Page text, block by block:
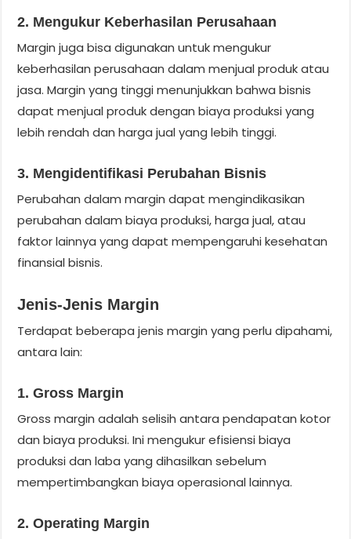
2. Mengukur Keberhasilan Perusahaan
Margin juga bisa digunakan untuk mengukur
keberhasilan perusahaan dalam menjual produk atau
jasa. Margin yang tinggi menunjukkan bahwa bisnis
dapat menjual produk dengan biaya produksi yang
lebih rendah dan harga jual yang lebih tinggi.
3. Mengidentifikasi Perubahan Bisnis
Perubahan dalam margin dapat mengindikasikan
perubahan dalam biaya produksi, harga jual, atau
faktor lainnya yang dapat mempengaruhi kesehatan
finansial bisnis.
Jenis-Jenis Margin
Terdapat beberapa jenis margin yang perlu dipahami,
antara lain:
1. Gross Margin
Gross margin adalah selisih antara pendapatan kotor
dan biaya produksi. Ini mengukur efisiensi biaya
produksi dan laba yang dihasilkan sebelum
mempertimbangkan biaya operasional lainnya.
2. Operating Margin